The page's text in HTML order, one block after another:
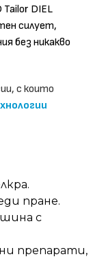
DIEL
силует,
без никакво
с които
пране.
с
препарати,